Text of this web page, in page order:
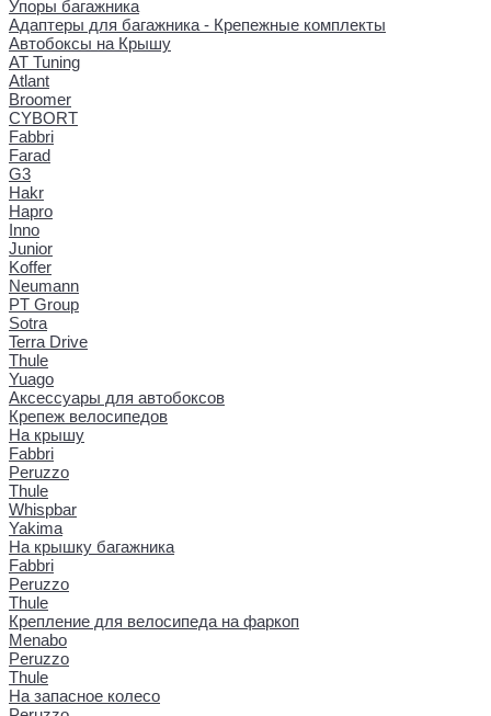
Упоры багажника
Адаптеры для багажника - Крепежные комплекты
Автобоксы на Крышу
AT Tuning
Atlant
Broomer
CYBORT
Fabbri
Farad
G3
Hakr
Hapro
Inno
Junior
Koffer
Neumann
PT Group
Sotra
Terra Drive
Thule
Yuago
Аксессуары для автобоксов
Крепеж велосипедов
На крышу
Fabbri
Peruzzo
Thule
Whispbar
Yakima
На крышку багажника
Fabbri
Peruzzo
Thule
Крепление для велосипеда на фаркоп
Menabo
Peruzzo
Thule
На запасное колесо